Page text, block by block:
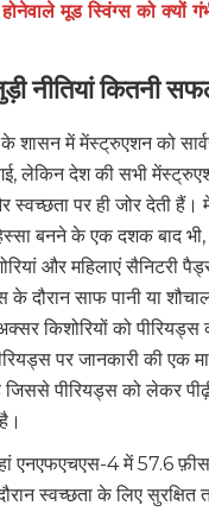
मूड स्विंग्स को क्यों
नीतियां कितनी
के शासन में मेंस्ट्रुएशन को
लेकिन देश की सभी
पर ही जोर देती हैं।
बनने के एक दशक बाद
और महिलाएं सैनिटरी
के दौरान साफ पानी या
किशोरियों को पीरियड्स
पर जानकारी की एक
जिससे पीरियड्स को लेकर
एनएफएचएस-4 में 57.6
स्वच्छता के लिए सुरक्षित